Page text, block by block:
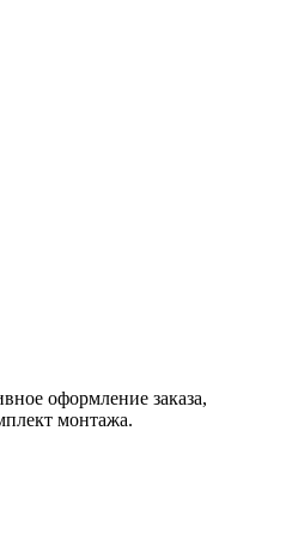
оформление заказа,
монтажа.